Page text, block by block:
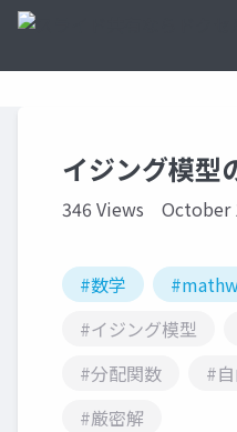
イジング模型
346 Views October
#数学
#イジング模型
#分配関数
#
#厳密解